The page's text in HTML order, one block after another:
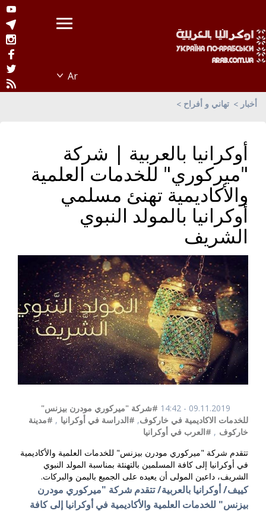
أخبار تهاني و أفراح
أوكرانيا بالعربية | شركة
"ميركوري" للخدمات العلمية
والأكاديمية تهنئ مسلمي
أوكرانيا بالمولد النبوي
الشريف
09.11.2019 - 14:42
#شركة "ميركوري مودرن بيزنس"
للخدمات الاكاديمية في خاركوف, #الدراسة في أوكرانيا , #مدينة
خاركوف , #العرب في أوكرانيا
تتقدم شركة "ميركوري مودرن بيزنس" للخدمات العلمية والأكاديمية
في أوكرانيا إلى كافة المسلمين بالتهنئة بمناسبة المولد النبوي
الشريف، داعين المولى أن يعيده على الجميع باليمن والبركات.
كييف/ أوكرانيا بالعربية/ تتقدم شركة "ميركوري مودرن
بيزنس" للخدمات العلمية والأكاديمية في أوكرانيا إلى كافة